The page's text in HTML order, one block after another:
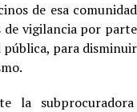
de esa comunidad
de vigilancia por parte
pública, para disminuir
la subprocuradora